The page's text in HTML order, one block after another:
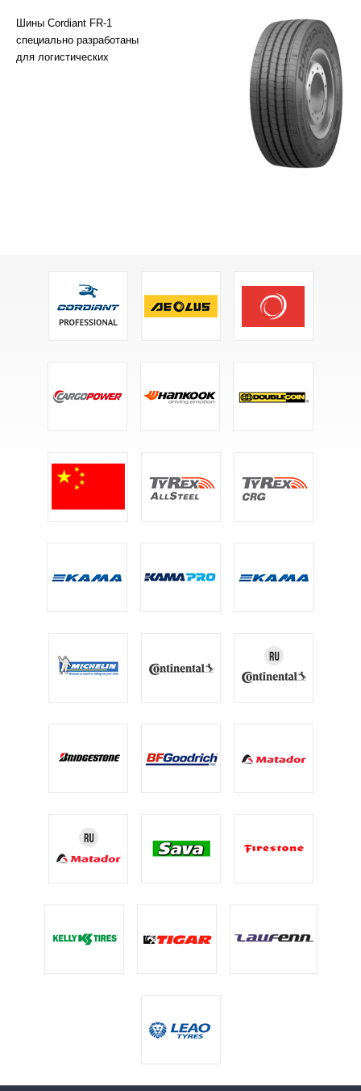
Шины Cordiant FR-1
специально разработаны
для логистических